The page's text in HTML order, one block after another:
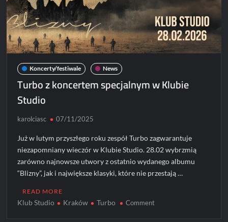
stoi!
[ZDJĘCIA]
Koncerty/festiwale News
Turbo z koncertem specjalnym w Klubie
Studio
karolciasc 07/11/2025
Już w lutym przyszłego roku zespół Turbo zagwarantuje
niezapomniany wieczór w Klubie Studio. 28.02 wybrzmią
zarówno najnowsze utwory z ostatnio wydanego albumu
“Blizny”, jak i największe klasyki, które nie przestają …
READ MORE
Klub Studio Kraków Turbo Commenton